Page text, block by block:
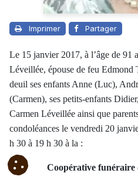
Imprimer Partager
Le 15 janvier 2017, à l’âge de 91
Léveillée, épouse de feu Edmond
deuil ses enfants Anne (Luc),
(Carmen), ses petits-enfants
Carmen Léveillée ainsi que
condoléances le vendredi 20
h 30 à 19 h 30 à la :
Coopérative